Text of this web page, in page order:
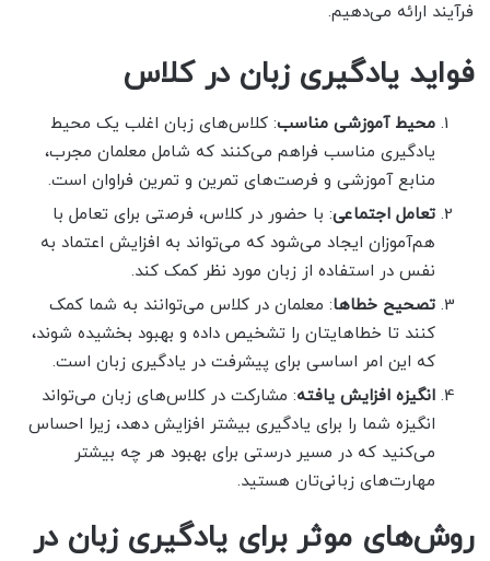
فرآیند ارائه می‌دهیم.
فواید یادگیری زبان در کلاس
محیط آموزشی مناسب: کلاس‌های زبان اغلب یک محیط
یادگیری مناسب فراهم می‌کنند که شامل معلمان مجرب،
منابع آموزشی و فرصت‌های تمرین و تمرین فراوان است.
تعامل اجتماعی: با حضور در کلاس، فرصتی برای تعامل با
هم‌آموزان ایجاد می‌شود که می‌تواند به افزایش اعتماد به
نفس در استفاده از زبان مورد نظر کمک کند.
تصحیح خطاها: معلمان در کلاس می‌توانند به شما کمک
کنند تا خطاهایتان را تشخیص داده و بهبود بخشیده شوند،
که این امر اساسی برای پیشرفت در یادگیری زبان است.
انگیزه افزایش یافته: مشارکت در کلاس‌های زبان می‌تواند
انگیزه شما را برای یادگیری بیشتر افزایش دهد، زیرا احساس
می‌کنید که در مسیر درستی برای بهبود هر چه بیشتر
مهارت‌های زبانی‌تان هستید.
روش‌های موثر برای یادگیری زبان در